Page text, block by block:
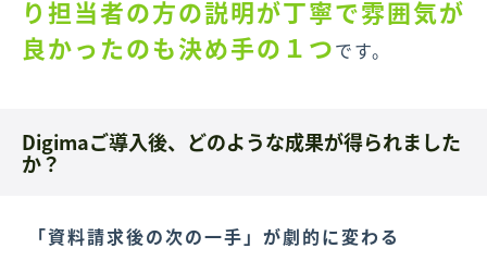
り担当者の方の説明が丁寧で雰囲気が
良かったのも決め手の１つです。
Digimaご導入後、どのような成果が得られました
か？
「資料請求後の次の一手」が劇的に変わる